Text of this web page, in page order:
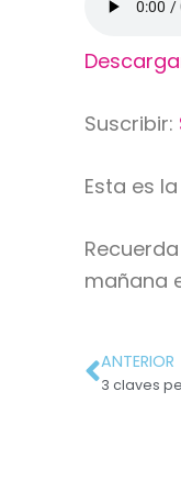
Suscribir:
Esta es
mañana
ANTERIOR
3 claves